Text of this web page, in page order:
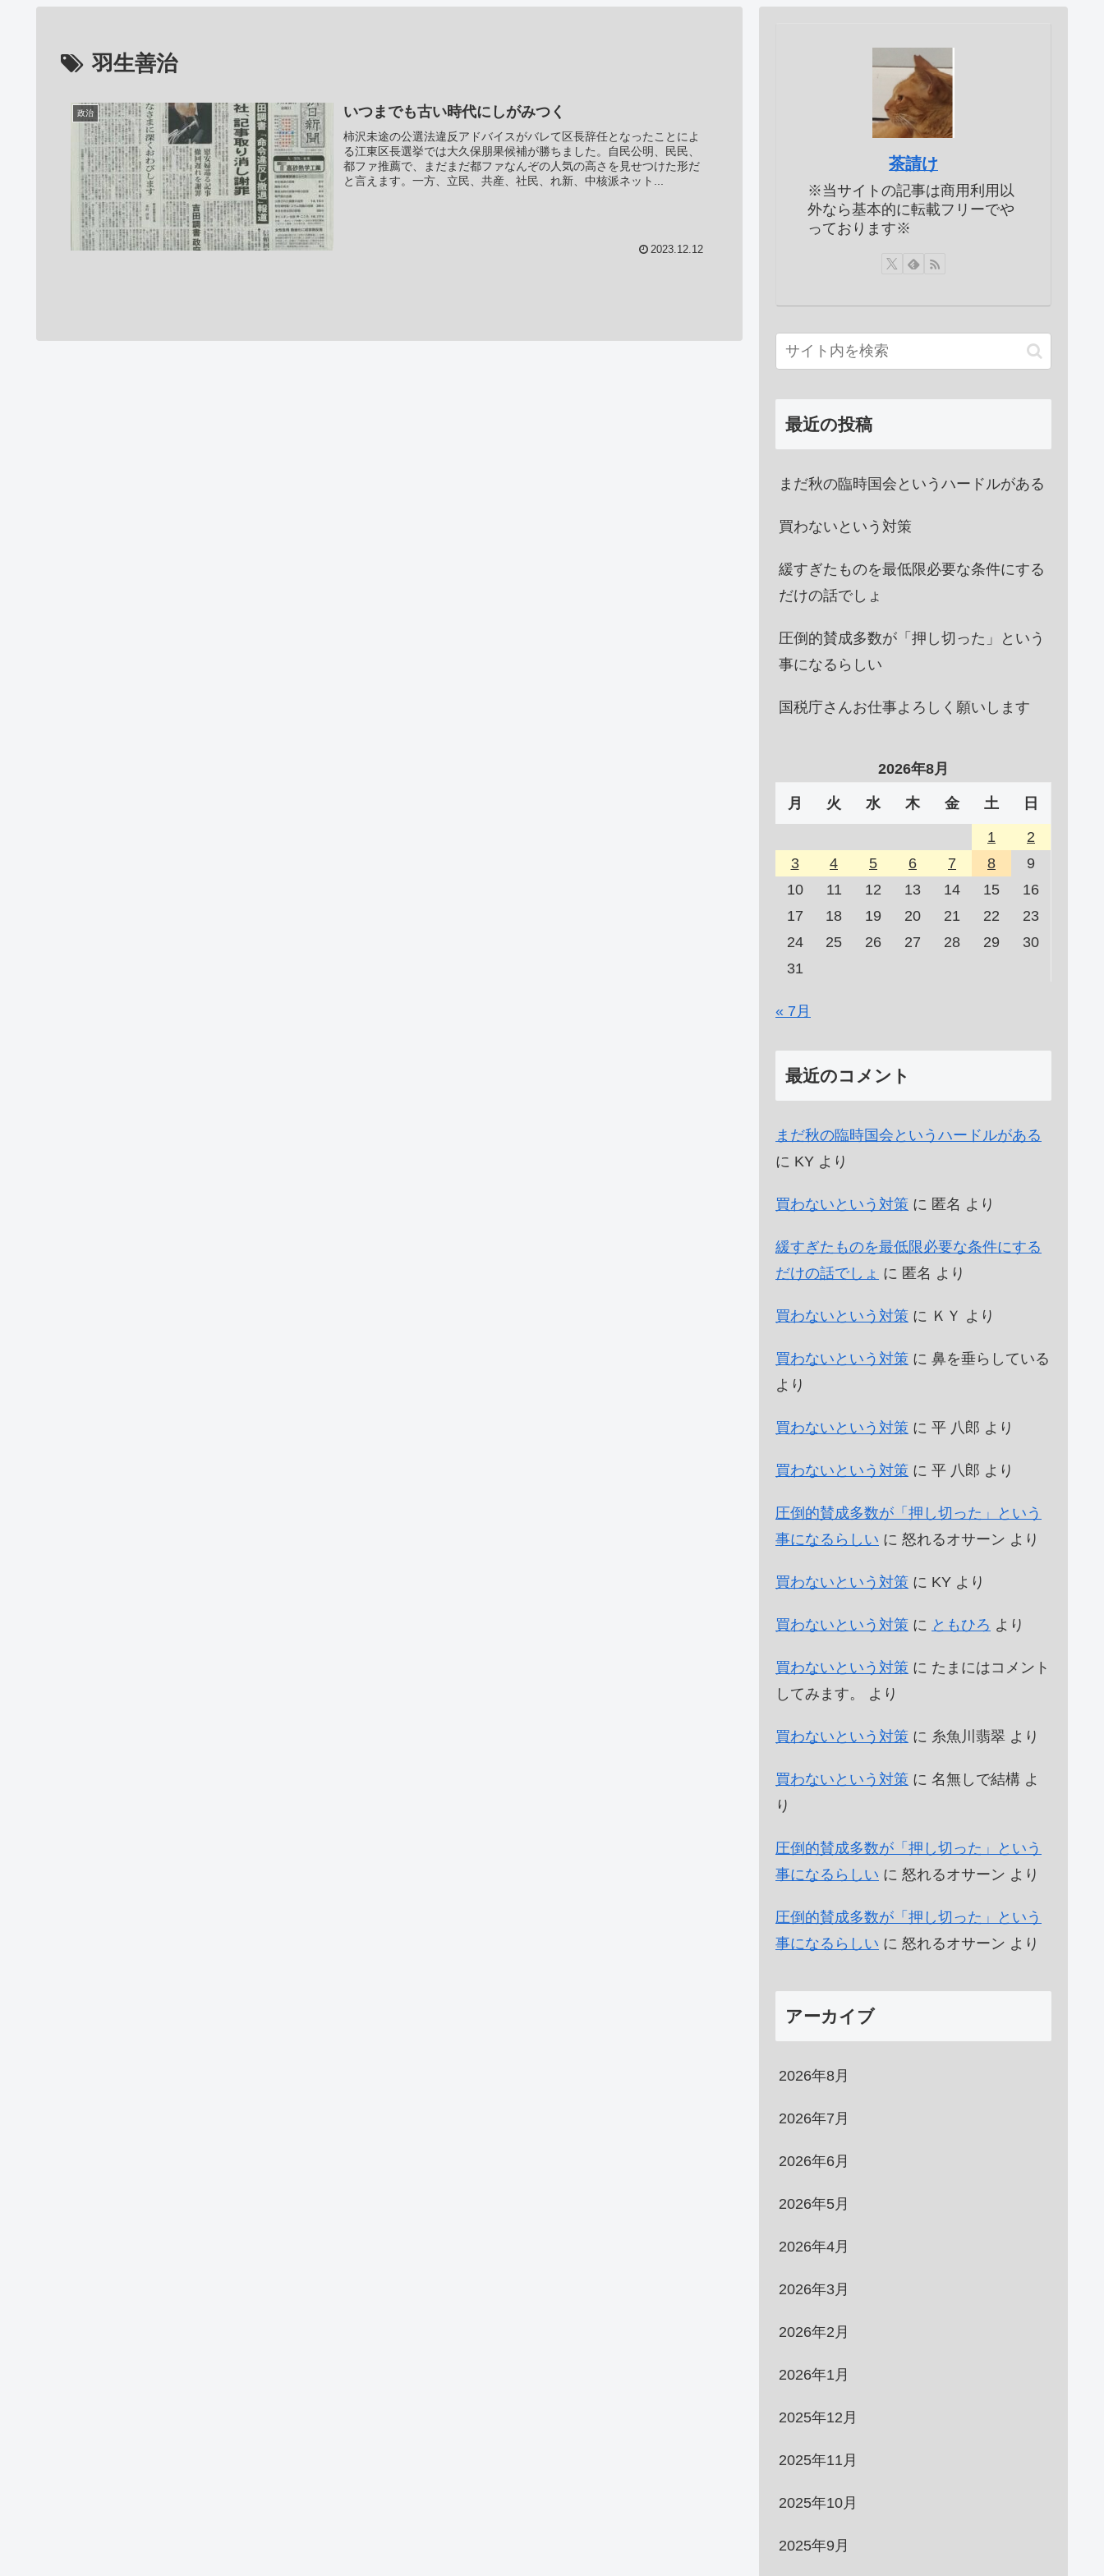
羽生善治
政治 いつまでも古い時代にしがみつく
柿沢未途の公選法違反アドバイスがバレて区長辞任となったことによ
る江東区長選挙では大久保朋果候補が勝ちました。自民公明、民民、
都ファ推薦で、まだまだ都ファなんぞの人気の高さを見せつけた形だ
と言えます。一方、立民、共産、社民、れ新、中核派ネット...
2023.12.12
茶請け
※当サイトの記事は商用利用以
外なら基本的に転載フリーでや
っております※
最近の投稿
まだ秋の臨時国会というハードルがある
買わないという対策
緩すぎたものを最低限必要な条件にする
だけの話でしょ
圧倒的賛成多数が「押し切った」という
事になるらしい
国税庁さんお仕事よろしく願いします
2026年8月
月 火 水 木 金 土 日
1
2
3
4 5 6 7 8
9
10
11 12 13 14 15
16
17
18 19 20 21 22
23
24
25 26 27 28 29
30
31
« 7月
最近のコメント
まだ秋の臨時国会というハードルがある
に KY より
買わないという対策 に 匿名 より
緩すぎたものを最低限必要な条件にする
だけの話でしょ に 匿名 より
買わないという対策 に ＫＹ より
買わないという対策 に 鼻を垂らしている
より
買わないという対策 に 平 八郎 より
買わないという対策 に 平 八郎 より
圧倒的賛成多数が「押し切った」という
事になるらしい に 怒れるオサーン より
買わないという対策 に KY より
買わないという対策 に ともひろ より
買わないという対策 に たまにはコメント
してみます。
より
買わないという対策 に 糸魚川翡翠 より
買わないという対策 に 名無しで結構 よ
り
圧倒的賛成多数が「押し切った」という
事になるらしい に 怒れるオサーン より
圧倒的賛成多数が「押し切った」という
事になるらしい に 怒れるオサーン より
アーカイブ
2026年8月
2026年7月
2026年6月
2026年5月
2026年4月
2026年3月
2026年2月
2026年1月
2025年12月
2025年11月
2025年10月
2025年9月